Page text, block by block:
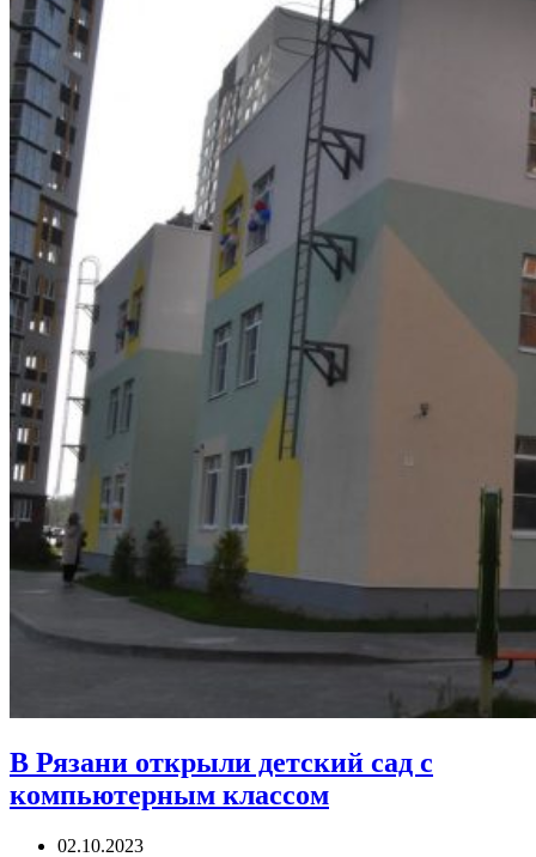
В Рязани открыли детский сад с
компьютерным классом
02.10.2023